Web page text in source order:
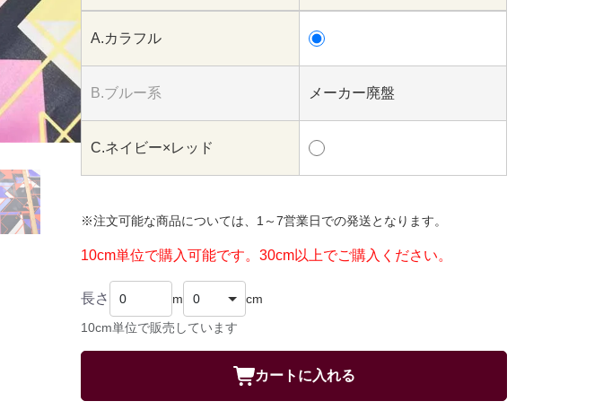
A.カラフル
B.ブルー系 メーカー廃盤
C.ネイビー×レッド
※注文可能な商品については、1～7営業日での発送となります。
10cm単位で購入可能です。30cm以上でご購入ください。
長さ m cm
10cm単位で販売しています
カートに入れる